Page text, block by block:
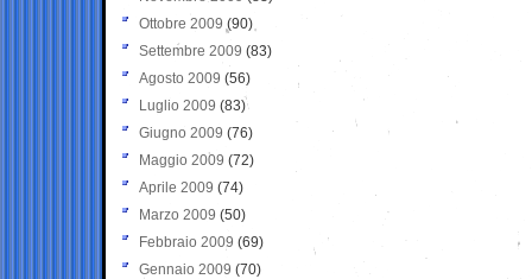
Ottobre 2009 (90)
Settembre 2009 (83)
Agosto 2009 (56)
Luglio 2009 (83)
Giugno 2009 (76)
Maggio 2009 (72)
Aprile 2009 (74)
Marzo 2009 (50)
Febbraio 2009 (69)
Gennaio 2009 (70)